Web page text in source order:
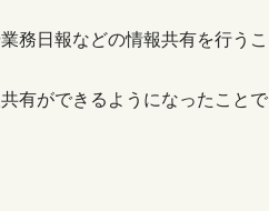
務日報などの情報共有を行う
有ができるようになったこと